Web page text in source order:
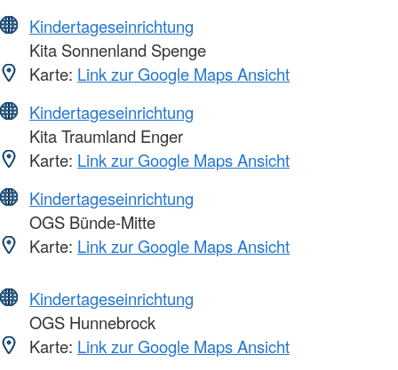
Kindertageseinrichtung
Kita Sonnenland Spenge
Karte: Link zur Google Maps Ansicht
Kindertageseinrichtung
Kita Traumland Enger
Karte: Link zur Google Maps Ansicht
Kindertageseinrichtung
OGS Bünde-Mitte
Karte: Link zur Google Maps Ansicht
Kindertageseinrichtung
OGS Hunnebrock
Karte: Link zur Google Maps Ansicht